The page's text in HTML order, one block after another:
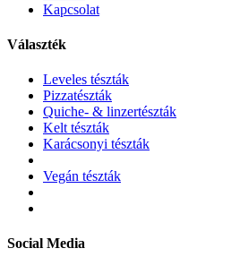
Kapcsolat
Választék
Leveles tészták
Pizzatészták
Quiche- & linzertészták
Kelt tészták
Karácsonyi tészták
Vegán tészták
Social Media